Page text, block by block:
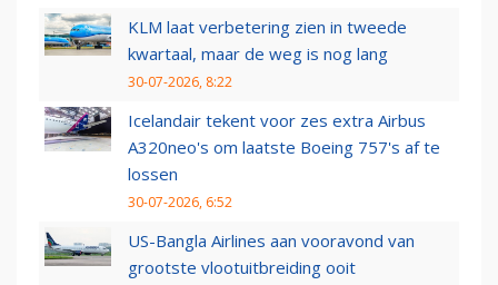
KLM laat verbetering zien in tweede
kwartaal, maar de weg is nog lang
30-07-2026, 8:22
Icelandair tekent voor zes extra Airbus
A320neo's om laatste Boeing 757's af te
lossen
30-07-2026, 6:52
US-Bangla Airlines aan vooravond van
grootste vlootuitbreiding ooit